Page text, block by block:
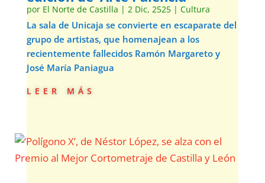
por El Norte de Castilla | 2 Dic, 2525| Cultura
La sala de Unicaja se convierte en escaparate del
grupo de artistas, que homenajean a los
recientemente fallecidos Ramón Margareto y
José María Paniagua
leer más